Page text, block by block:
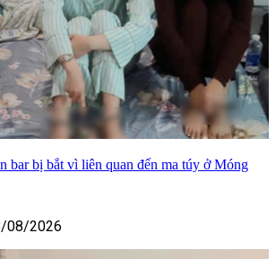
bar bị bắt vì liên quan đến ma túy ở Móng
08/2026